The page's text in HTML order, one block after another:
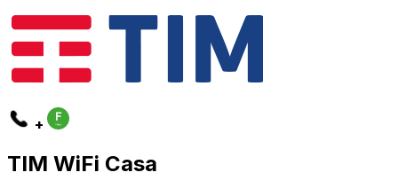
+
TIM WiFi Casa